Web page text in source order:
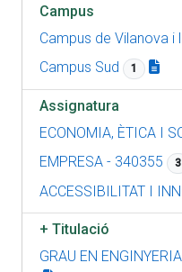
Campus
Campus de Vilanova i
Campus Sud 1
Assignatura
ECONOMIA, ÈTICA I
EMPRESA - 340355 3
ACCESSIBILITAT I
+Titulació
GRAU EN